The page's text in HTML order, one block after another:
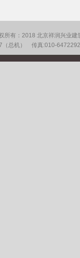
所有：2018 北京祥润兴业建
（总机） 传真:010-